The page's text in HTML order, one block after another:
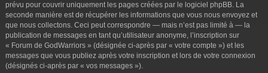
prévu pour couvrir uniquement les pages créées par le logiciel phpBB. La
seconde manière est de récupérer les informations que vous nous envoyez et
que nous collectons. Ceci peut correspondre — mais n’est pas limité à — la
publication de messages en tant qu’utilisateur anonyme, l’inscription sur
« Forum de GodWarriors » (désignée ci-après par « votre compte ») et les
messages que vous publiez après votre inscription et lors de votre connexion
(désignés ci-après par « vos messages »).